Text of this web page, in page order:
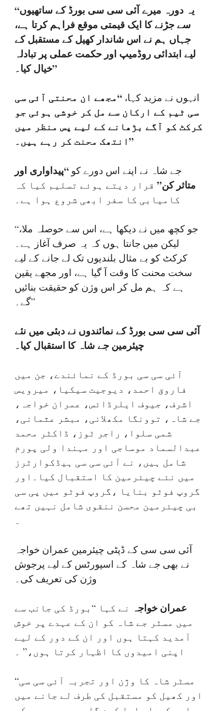
“یہ دورہ میرے آئی سی سی بورڈ کے ساتھیوں
سے جڑنے کا ایک قیمتی موقع فراہم کرتا ہے،
جہاں ہم نے اس شاندار کھیل کے مستقبل کے
لیے ابتدائی روڈمیپ اور حکمت عملی پر تبادلہ
خیال کیا۔”
انہوں نے مزید کہا، “مجھے ان محنتی آئی سی
سی ٹیم کے ارکان سے مل کر خوشی ہوئی جو
کرکٹ کو آگے بڑھانے کے لیے پس منظر میں
انتھک محنت کر رہے ہیں۔”
جے شاہ نے اپنے اس دورے کو “پیداواری اور
متاثر کن” قرار دیتے ہوئے تسلیم کیا کہ
کامیابی کا سفر ابھی شروع ہوا ہے۔
“جو کچھ میں نے دیکھا ہے، اس سے حوصلہ ملا،
لیکن میں جانتا ہوں کہ یہ صرف آغاز ہے۔
کرکٹ کو بے مثال بلندیوں تک لے جانے کے لیے
سخت محنت کا وقت آ گیا ہے، اور مجھے یقین
ہے کہ ہم مل کر اس وژن کو حقیقت بنائیں
گے۔”
آئی سی سی بورڈ کے نمائندوں نے دبئی میں نئے
چیئرمین جے شاہ کا استقبال کیا۔
آئی سی سی بورڈ کے نمائندے، جن میں
فاروق احمد، دیوجیت سیکیا، میرویس
اشرف، جیوف ایلرڈائس، عمران خواجہ،
جے شاہ، توونگا مکھلانی، مبشر عثمانی،
شمی سلوا، راجر ٹوز، ڈاکٹر محمد
عبدالسماد موساجی اور مہندا ولی پورم
شامل ہیں، نے آئی سی سی ہیڈکوارٹرز
میں نئے چیئرمین کا استقبال کیا۔اور
گروپ فوٹو بنایا ،گروپ فوٹو میں پی سی
بی چیئرمین محسن ننقوی شامل نہیں تھے
۔
آئی سی سی کے ڈپٹی چیئرمین عمران خواجہ
نے بھی جے شاہ کے اسپورٹس کے لیے پرجوش
وژن کی تعریف کی۔
عمران خواجہ نے کہا “بورڈ کی جانب سے
میں مسٹر جے شاہ کو ان کے عہدے پر خوش
آمدید کہتا ہوں اور ان کے دور کے لیے
اپنی امیدوں کا اظہار کرتا ہوں،” ۔
“مسٹر شاہ کا وژن اور تجربہ آئی سی سی
اور کھیل کو مستقبل کی طرف لے جانے میں